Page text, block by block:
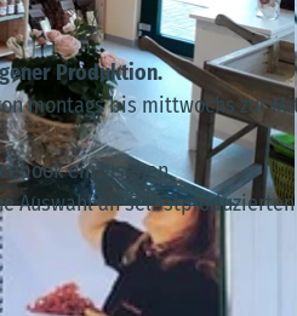
Produktion.
montags bis mittwochs zur
einzusehen.
Auswahl an